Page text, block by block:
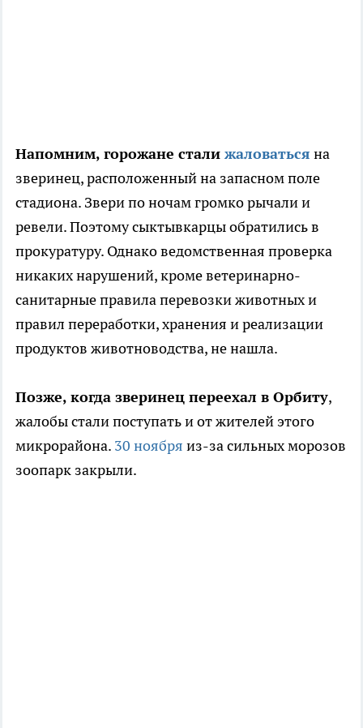
Напомним, горожане стали жаловаться на
зверинец, расположенный на запасном поле
стадиона. Звери по ночам громко рычали и
ревели. Поэтому сыктывкарцы обратились в
прокуратуру. Однако ведомственная проверка
никаких нарушений, кроме ветеринарно-
санитарные правила перевозки животных и
правил переработки, хранения и реализации
продуктов животноводства, не нашла.
Позже, когда зверинец переехал в Орбиту,
жалобы стали поступать и от жителей этого
микрорайона. 30 ноября из-за сильных морозов
зоопарк закрыли.